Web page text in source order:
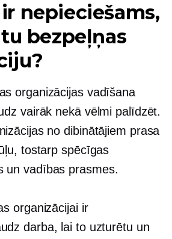
nepieciešams,
bezpeļņas
organizācijas vadīšana
vairāk nekā vēlmi palīdzēt.
no dibinātājiem prasa
tostarp spēcīgas
un vadības prasmes.
organizācijai ir
darba, lai to uzturētu un